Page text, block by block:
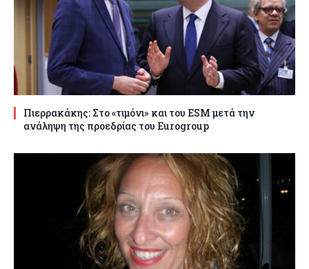
Πιερρακάκης: Στο «τιμόνι» και του ESM μετά την
ανάληψη της προεδρίας του Eurogroup